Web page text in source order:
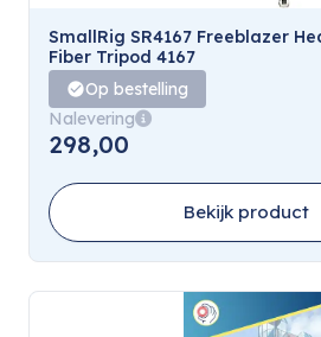
SmallRig SR4167 Freeblazer
Fiber Tripod 4167
Op bestelling
Nalevering
298,00
Bekijk product